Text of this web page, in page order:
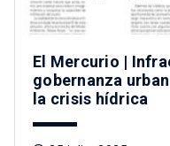
El Mercurio |
gobernanza
la crisis hídrica